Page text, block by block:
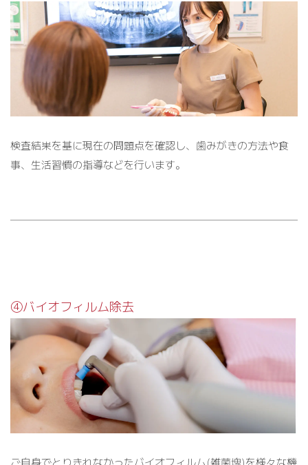
検査結果を基に現在の問題点を確認し、歯みがきの方法や食
事、生活習慣の指導などを行います。
④バイオフィルム除去
ご自身でとりきれなかったバイオフィルム(雑菌塊)を様々な機